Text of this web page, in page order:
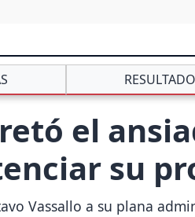
el
su
Vassallo a su plana